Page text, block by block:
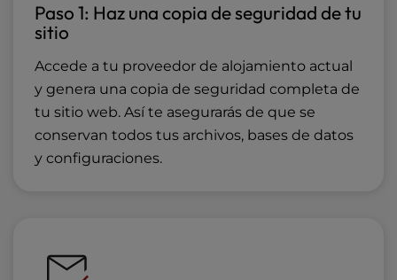
Paso 1: Haz una copia de seguridad de tu
sitio
Accede a tu proveedor de alojamiento actual
y genera una copia de seguridad completa de
tu sitio web. Así te asegurarás de que se
conservan todos tus archivos, bases de datos
y configuraciones.